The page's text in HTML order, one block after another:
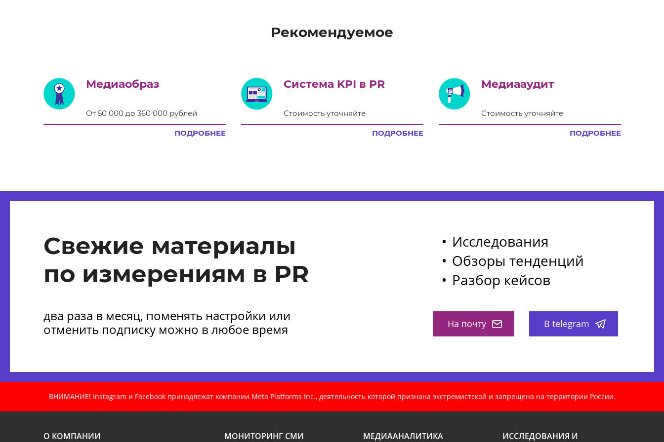
Рекомендуемое
Медиаобраз
От 50 000 до 360 000 рублей
ПОДРОБНЕЕ
Система KPI в PR
Стоимость уточняйте
ПОДРОБНЕЕ
Медиааудит
Стоимость уточняйте
ПОДРОБНЕЕ
Свежие материалы
по измерениям в PR
два раза в месяц, поменять настройки или
отменить подписку можно в любое время
Исследования
Обзоры тенденций
Разбор кейсов
На почту В telegram
ВНИМАНИЕ! Instagram и Facebook принадлежат компании Meta Platforms Inc., деятельность которой признана экстремистской и запрещена на территории России.
О КОМПАНИИ МОНИТОРИНГ СМИ МЕДИААНАЛИТИКА
ИССЛЕДОВАНИЯ И